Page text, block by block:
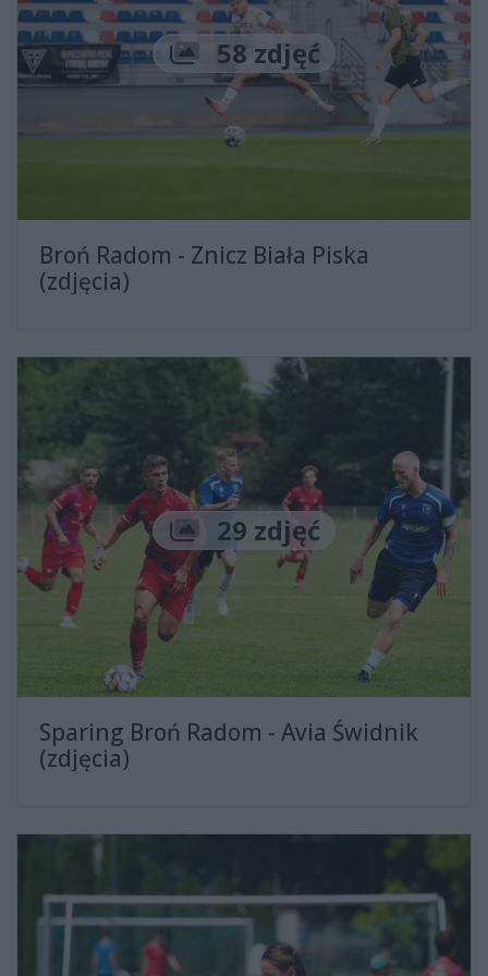
Liczba zdjęć
58 zdjęć
Broń Radom - Znicz Biała Piska
(zdjęcia)
Liczba zdjęć
29 zdjęć
Sparing Broń Radom - Avia Świdnik
(zdjęcia)